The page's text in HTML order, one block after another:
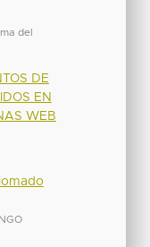
del
DE
EN
WEB